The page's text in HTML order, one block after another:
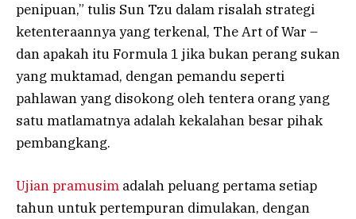
penipuan,” tulis Sun Tzu dalam risalah strategi
ketenteraannya yang terkenal, The Art of War –
dan apakah itu Formula 1 jika bukan perang sukan
yang muktamad, dengan pemandu seperti
pahlawan yang disokong oleh tentera orang yang
satu matlamatnya adalah kekalahan besar pihak
pembangkang.
Ujian pramusim adalah peluang pertama setiap
tahun untuk pertempuran dimulakan, dengan